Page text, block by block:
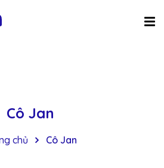
Cô Jan
chủ Cô Jan